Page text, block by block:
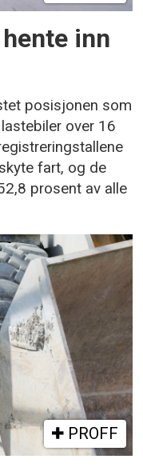
inn
posisjonen som
over 16
fart, og de
prosent av alle
PROFF